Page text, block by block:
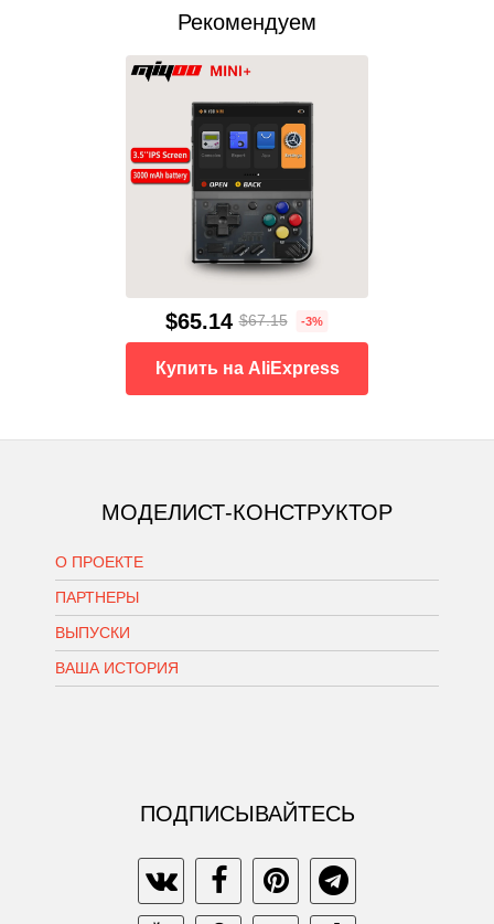
Рекомендуем
$65.14 $67.15 -3%
Купить на AliExpress
МОДЕЛИСТ-КОНСТРУКТОР
О ПРОЕКТЕ
ПАРТНЕРЫ
ВЫПУСКИ
ВАША ИСТОРИЯ
ПОДПИСЫВАЙТЕСЬ